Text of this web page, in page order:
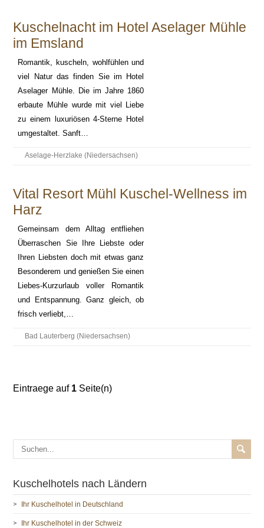
Kuschelnacht im Hotel Aselager Mühle
im Emsland
Romantik, kuscheln, wohlfühlen und
viel Natur das finden Sie im Hotel
Aselager Mühle. Die im Jahre 1860
erbaute Mühle wurde mit viel Liebe
zu einem luxuriösen 4-Sterne Hotel
umgestaltet. Sanft…
Aselage-Herzlake (Niedersachsen)
Vital Resort Mühl Kuschel-Wellness im
Harz
Gemeinsam dem Alltag entfliehen
Überraschen Sie Ihre Liebste oder
Ihren Liebsten doch mit etwas ganz
Besonderem und genießen Sie einen
Liebes-Kurzurlaub voller Romantik
und Entspannung. Ganz gleich, ob
frisch verliebt,…
Bad Lauterberg (Niedersachsen)
Eintraege auf 1 Seite(n)
Kuschelhotels nach Ländern
Ihr Kuschelhotel in Deutschland
Ihr Kuschelhotel in der Schweiz